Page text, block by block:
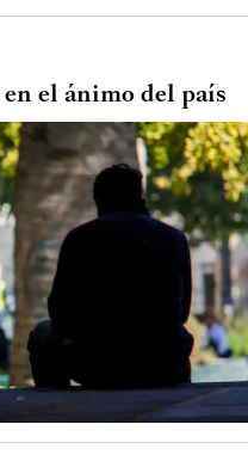
el ánimo del país